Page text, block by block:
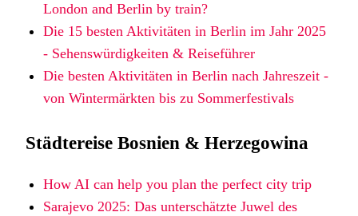
London and Berlin by train?
Die 15 besten Aktivitäten in Berlin im Jahr 2025
- Sehenswürdigkeiten & Reiseführer
Die besten Aktivitäten in Berlin nach Jahreszeit -
von Wintermärkten bis zu Sommerfestivals
Städtereise Bosnien & Herzegowina
How AI can help you plan the perfect city trip
Sarajevo 2025: Das unterschätzte Juwel des